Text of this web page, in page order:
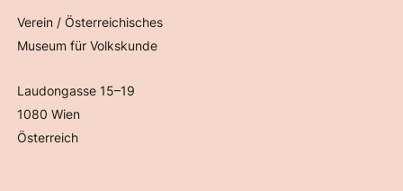
Verein / Österreichisches
Museum für Volkskunde
Laudongasse 15–19
1080 Wien
Österreich